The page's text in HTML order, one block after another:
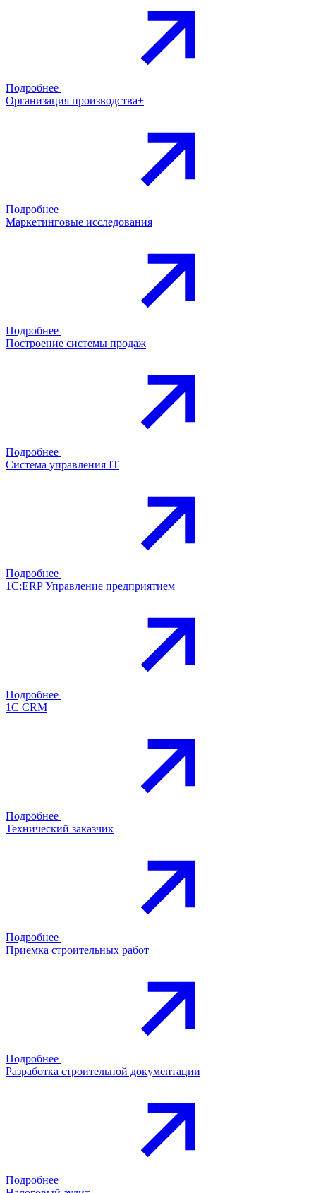
Подробнее
Организация производства+
Подробнее
Маркетинговые исследования
Подробнее
Построение системы продаж
Подробнее
Система управления IT
Подробнее
1С:ERP Управление предприятием
Подробнее
1С CRM
Подробнее
Технический заказчик
Подробнее
Приемка строительных работ
Подробнее
Разработка строительной документации
Подробнее